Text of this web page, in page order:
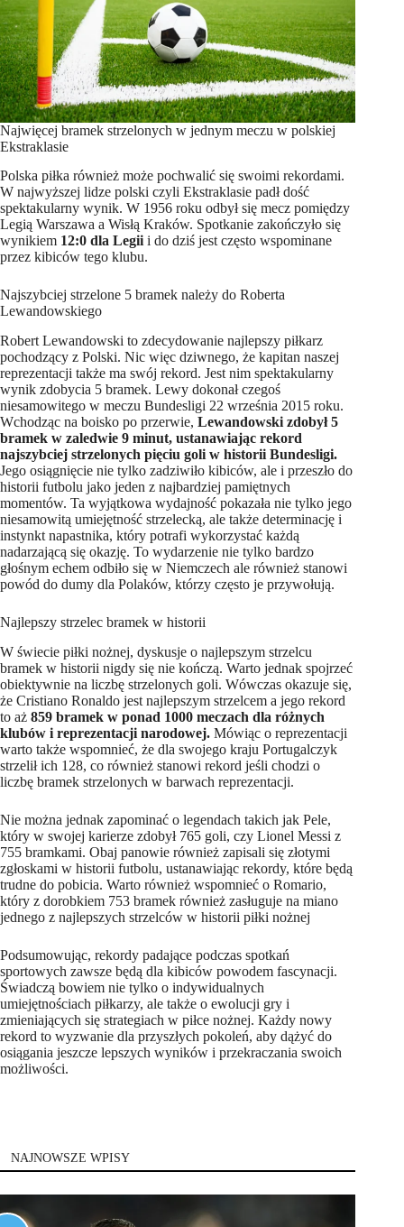
Najwięcej bramek strzelonych w jednym meczu w polskiej
Ekstraklasie
Polska piłka również może pochwalić się swoimi rekordami.
W najwyższej lidze polski czyli Ekstraklasie padł dość
spektakularny wynik. W 1956 roku odbył się mecz pomiędzy
Legią Warszawa a Wisłą Kraków. Spotkanie zakończyło się
wynikiem 12:0 dla Legiii do dziś jest często wspominane
przez kibiców tego klubu.
Najszybciej strzelone 5 bramek należy do Roberta
Lewandowskiego
Robert Lewandowski to zdecydowanie najlepszy piłkarz
pochodzący z Polski. Nic więc dziwnego, że kapitan naszej
reprezentacji także ma swój rekord. Jest nim spektakularny
wynik zdobycia 5 bramek. Lewy dokonał czegoś
niesamowitego w meczu Bundesligi 22 września 2015 roku.
Wchodząc na boisko po przerwie, Lewandowski zdobył 5
bramek w zaledwie 9 minut, ustanawiając rekord
najszybciej strzelonych pięciu goli w historii Bundesligi.
Jego osiągnięcie nie tylko zadziwiło kibiców, ale i przeszło do
historii futbolu jako jeden z najbardziej pamiętnych
momentów. Ta wyjątkowa wydajność pokazała nie tylko jego
niesamowitą umiejętność strzelecką, ale także determinację i
instynkt napastnika, który potrafi wykorzystać każdą
nadarzającą się okazję. To wydarzenie nie tylko bardzo
głośnym echem odbiło się w Niemczech ale również stanowi
powód do dumy dla Polaków, którzy często je przywołują.
Najlepszy strzelec bramek w historii
W świecie piłki nożnej, dyskusje o najlepszym strzelcu
bramek w historii nigdy się nie kończą. Warto jednak spojrzeć
obiektywnie na liczbę strzelonych goli. Wówczas okazuje się,
że Cristiano Ronaldo jest najlepszym strzelcem a jego rekord
to aż 859 bramek w ponad 1000 meczach dla różnych
klubów i reprezentacji narodowej. Mówiąc o reprezentacji
warto także wspomnieć, że dla swojego kraju Portugalczyk
strzelił ich 128, co również stanowi rekord jeśli chodzi o
liczbę bramek strzelonych w barwach reprezentacji.
Nie można jednak zapominać o legendach takich jak Pele,
który w swojej karierze zdobył 765 goli, czy Lionel Messi z
755 bramkami. Obaj panowie również zapisali się złotymi
zgłoskami w historii futbolu, ustanawiając rekordy, które będą
trudne do pobicia. Warto również wspomnieć o Romario,
który z dorobkiem 753 bramek również zasługuje na miano
jednego z najlepszych strzelców w historii piłki nożnej
Podsumowując, rekordy padające podczas spotkań
sportowych zawsze będą dla kibiców powodem fascynacji.
Świadczą bowiem nie tylko o indywidualnych
umiejętnościach piłkarzy, ale także o ewolucji gry i
zmieniających się strategiach w piłce nożnej. Każdy nowy
rekord to wyzwanie dla przyszłych pokoleń, aby dążyć do
osiągania jeszcze lepszych wyników i przekraczania swoich
możliwości.
NAJNOWSZE WPISY